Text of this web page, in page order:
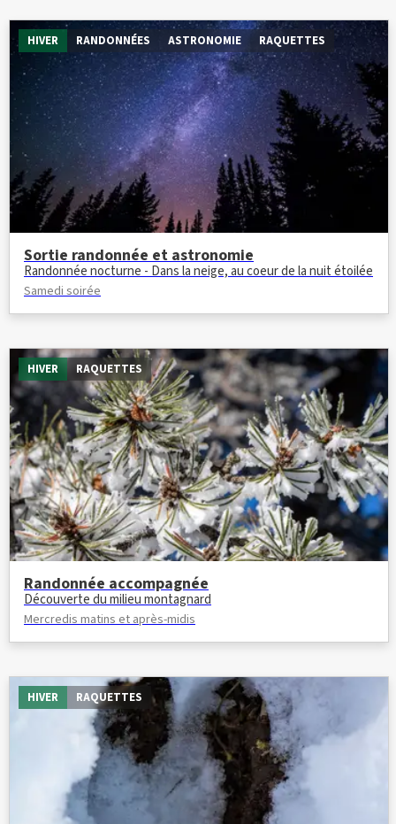
HIVER RANDONNÉES ASTRONOMIE RAQUETTES
Sortie randonnée et astronomie
Randonnée nocturne - Dans la neige, au coeur de la nuit étoilée
Samedi soirée
HIVER RAQUETTES
Randonnée accompagnée
Découverte du milieu montagnard
Mercredis matins et après-midis
HIVER RAQUETTES